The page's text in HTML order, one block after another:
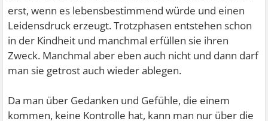
erst, wenn es lebensbestimmend würde und einen
Leidensdruck erzeugt. Trotzphasen entstehen schon
in der Kindheit und manchmal erfüllen sie ihren
Zweck. Manchmal aber eben auch nicht und dann darf
man sie getrost auch wieder ablegen.
Da man über Gedanken und Gefühle, die einem
kommen, keine Kontrolle hat, kann man nur über die